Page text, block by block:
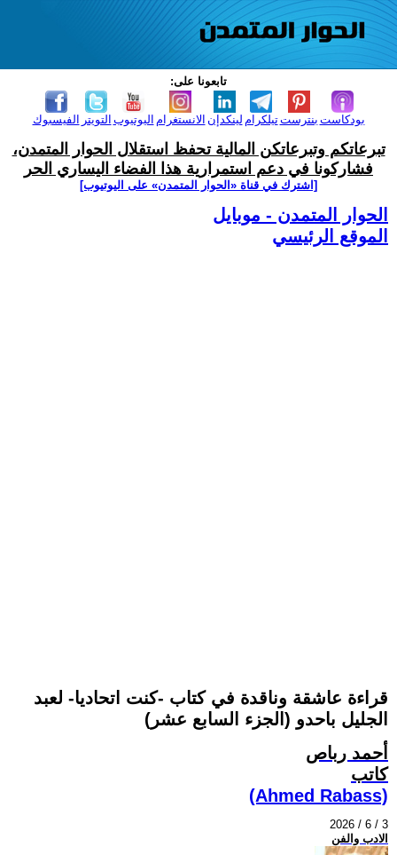
تابعونا على:
الفيسبوك التويتر اليوتيوب الانستغرام لينكدإن تيلكرامبنترست بودكاست
تبرعاتكم وتبرعاتكن المالية تحفظ استقلال الحوار المتمدن،
فشاركونا في دعم استمرارية هذا الفضاء اليساري الحر
[اشترك في قناة ‫«الحوار المتمدن» على اليوتيوب]
الحوار المتمدن - موبايل
الموقع الرئيسي
قراءة عاشقة وناقدة في كتاب -كنت اتحاديا- لعبد
الجليل باحدو (الجزء السابع عشر)
أحمد رباص
كاتب
(Ahmed Rabass)
2026 / 6 / 3
الادب والفن